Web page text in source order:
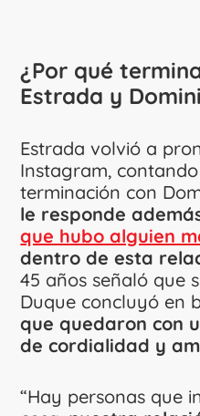
¿Por qué
Estrada y
Estrada volvió a
Instagram,
terminación con
le responde
que hubo alguien
dentro de esta
45 años señaló que
Duque concluyó en
que quedaron con
de cordialidad y
“Hay personas que